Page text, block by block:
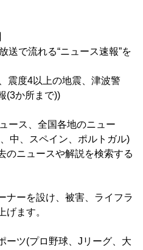
で流れる“ニュース速報”を
震度4以上の地震、津波警
(3か所まで))
、全国各地のニュー
中、スペイン、ポルトガル)
のニュースや解説を検索する
ーを設け、被害、ライフラ
げます。
ツ(プロ野球、Jリーグ、大